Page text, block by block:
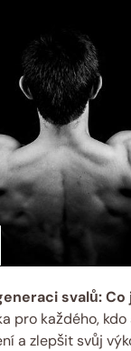
svalů:
pro každého,
a zlepšit svůj